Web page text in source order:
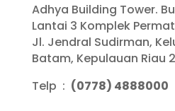
Adhya Building Tower.
Lantai 3 Komplek
Jl. Jendral Sudirman,
Batam, Kepulauan Riau
Telp : (0778) 4888000